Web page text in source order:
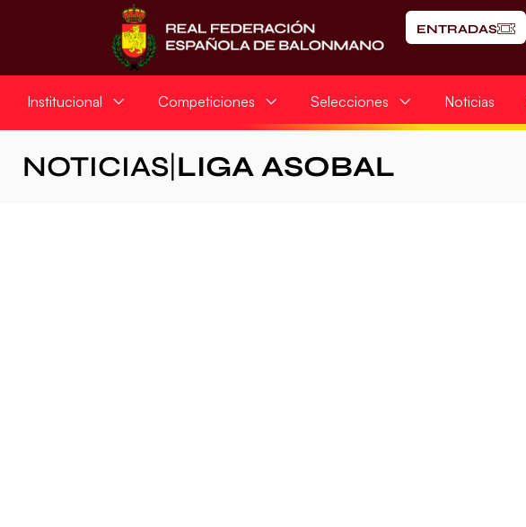
ENTRADAS
Institucional Competiciones Selecciones Noticias
NOTICIAS LIGA ASOBAL